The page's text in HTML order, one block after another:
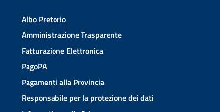
Albo Pretorio
Amministrazione Trasparente
Fatturazione Elettronica
PagoPA
Pagamenti alla Provincia
Responsabile per la protezione dei dati